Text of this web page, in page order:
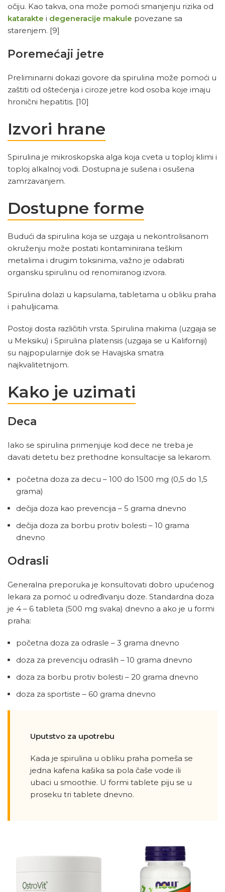
očiju. Kao takva, ona može pomoći smanjenju rizika od
katarakte i degeneracije makule povezane sa
starenjem. [9]
Poremećaji jetre
Preliminarni dokazi govore da spirulina može pomoći u
zaštiti od oštećenja i ciroze jetre kod osoba koje imaju
hronični hepatitis. [10]
Izvori hrane
Spirulina je mikroskopska alga koja cveta u toploj klimi i
toploj alkalnoj vodi. Dostupna je sušena i osušena
zamrzavanjem.
Dostupne forme
Budući da spirulina koja se uzgaja u nekontrolisanom
okruženju može postati kontaminirana teškim
metalima i drugim toksinima, važno je odabrati
organsku spirulinu od renomiranog izvora.
Spirulina dolazi u kapsulama, tabletama u obliku praha
i pahuljicama.
Postoji dosta različitih vrsta. Spirulina makima (uzgaja se
u Meksiku) i Spirulina platensis (uzgaja se u Kaliforniji)
su najpopularnije dok se Havajska smatra
najkvalitetnijom.
Kako je uzimati
Deca
Iako se spirulina primenjuje kod dece ne treba je
davati detetu bez prethodne konsultacije sa lekarom.
početna doza za decu – 100 do 1500 mg (0,5 do 1,5
grama)
dečija doza kao prevencija – 5 grama dnevno
dečija doza za borbu protiv bolesti – 10 grama
dnevno
Odrasli
Generalna preporuka je konsultovati dobro upućenog
lekara za pomoć u određivanju doze. Standardna doza
je 4 – 6 tableta (500 mg svaka) dnevno a ako je u formi
praha:
početna doza za odrasle – 3 grama dnevno
doza za prevenciju odraslih – 10 grama dnevno
doza za borbu protiv bolesti – 20 grama dnevno
doza za sportiste – 60 grama dnevno
Uputstvo za upotrebu
Kada je spirulina u obliku praha pomeša se
jedna kafena kašika sa pola čaše vode ili
ubaci u smoothie. U formi tablete piju se u
proseku tri tablete dnevno.